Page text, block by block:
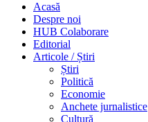
Acasă
Despre noi
HUB Colaborare
Editorial
Articole / Știri
Știri
Politică
Economie
Anchete jurnalistice
Cultură